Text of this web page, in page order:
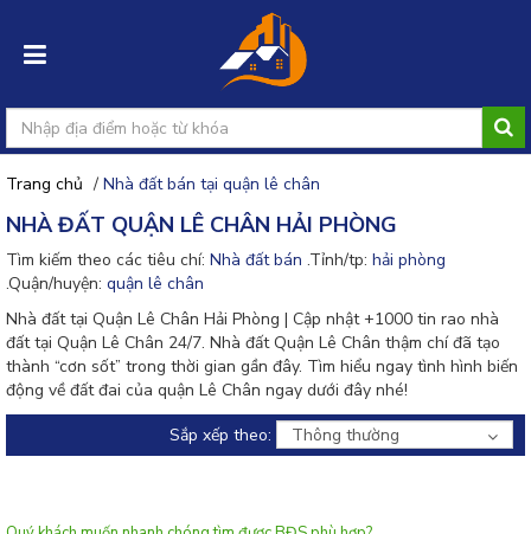
nhập
Đăng
ký
Đăng
tin
rao
Trang chủ / Nhà đất bán tại quận lê chân
NHÀ ĐẤT QUẬN LÊ CHÂN HẢI PHÒNG
Tìm kiếm theo các tiêu chí: Nhà đất bán .Tỉnh/tp: hải phòng
.Quận/huyện: quận lê chân
Nhà đất tại Quận Lê Chân Hải Phòng | Cập nhật +1000 tin rao nhà
đất tại Quận Lê Chân 24/7. Nhà đất Quận Lê Chân thậm chí đã tạo
thành “cơn sốt” trong thời gian gần đây. Tìm hiểu ngay tình hình biến
động về đất đai của quận Lê Chân ngay dưới đây nhé!
Sắp xếp theo:
Thông thường